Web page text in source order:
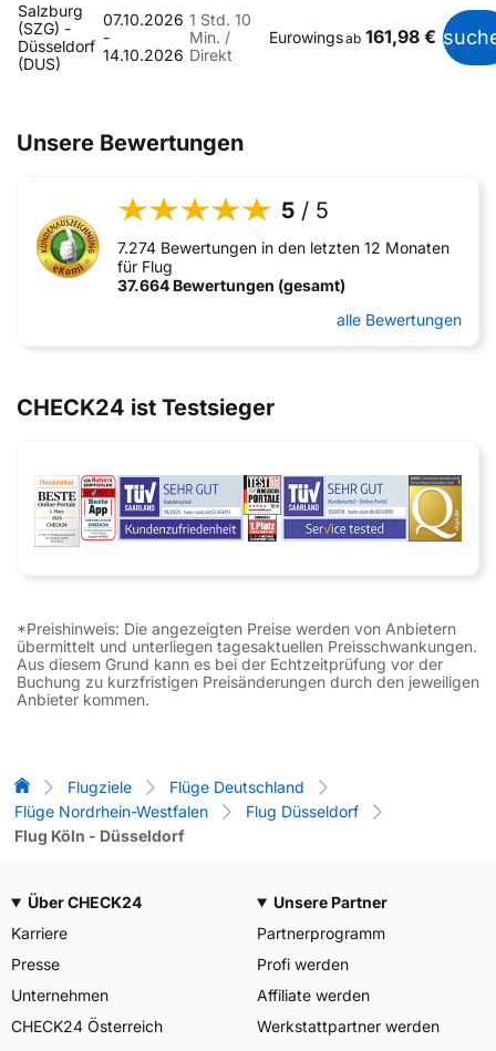
Salzburg
(SZG) -
Düsseldorf
(DUS)
07.10.2026
-
14.10.2026
1 Std. 10
Min. /
Direkt
Eurowingsab 161,98 €
Unsere Bewertungen
5 / 5
7.274 Bewertungen in den letzten 12 Monaten
für Flug
37.664 Bewertungen (gesamt)
alle Bewertungen
CHECK24 ist Testsieger
*Preishinweis: Die angezeigten Preise werden von Anbietern
übermittelt und unterliegen tagesaktuellen Preisschwankungen.
Aus diesem Grund kann es bei der Echtzeitprüfung vor der
Buchung zu kurzfristigen Preisänderungen durch den jeweiligen
Anbieter kommen.
Flug-Vergleich
Flugziele
Flüge Deutschland
Flüge Nordrhein-Westfalen
Flug Düsseldorf
Flug Köln - Düsseldorf
Über CHECK24
Karriere
Presse
Unternehmen
CHECK24 Österreich
Unsere Partner
Partnerprogramm
Profi werden
Affiliate werden
Werkstattpartner werden